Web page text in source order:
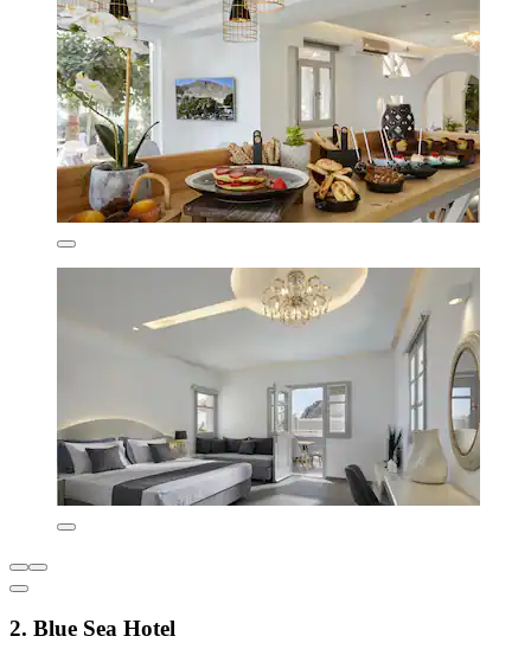
2. Blue Sea Hotel